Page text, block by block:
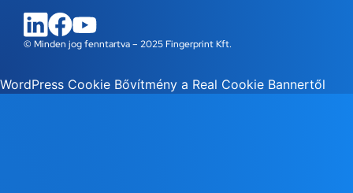
© Minden jog fenntartva – 2025 Fingerprint Kft.
WordPress Cookie Bővítmény a Real Cookie Bannertől